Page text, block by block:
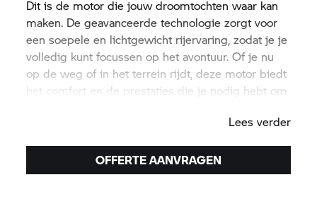
Dit is de motor die jouw droomtochten waar kan
maken. De geavanceerde technologie zorgt voor
een soepele en lichtgewicht rijervaring, zodat je je
volledig kunt focussen op het avontuur. Of je nu
op de weg of in het terrein rijdt, deze motor biedt
het comfort en de prestaties die je nodig hebt om
eindelijk uitkomen met de R 1300 GS Adventure.
Lees verder
OFFERTE AANVRAGEN